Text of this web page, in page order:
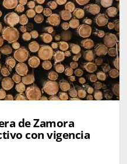
de Zamora
con vigencia